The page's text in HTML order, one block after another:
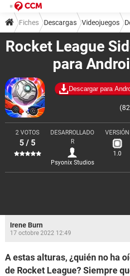
Rocket League
para
Descargar para
2 VOTOS
5 / 5
DESARROLLADO
R
Psyonix Studios
VERSIÓN
1.0
Fiches Descargas Videojuegos
Irene Burn
17 octobre 2022 12:49
A estas alturas, ¿quién no ha
de Rocket League? Siempre